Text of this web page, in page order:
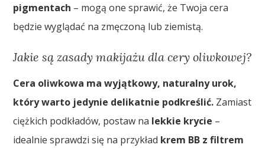
pigmentach – mogą one sprawić, że Twoja cera
będzie wyglądać na zmęczoną lub ziemistą.
Jakie są zasady makijażu dla cery oliwkowej?
Cera oliwkowa ma wyjątkowy, naturalny urok,
który warto jedynie delikatnie podkreślić. Zamiast
ciężkich podkładów, postaw na lekkie krycie –
idealnie sprawdzi się na przykład krem BB z filtrem